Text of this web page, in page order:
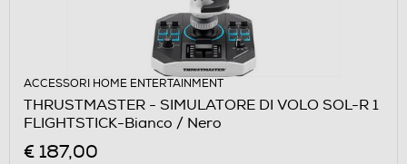
ACCESSORI HOME ENTERTAINMENT
THRUSTMASTER - SIMULATORE DI VOLO SOL-R 1
FLIGHTSTICK-Bianco / Nero
€ 187,00